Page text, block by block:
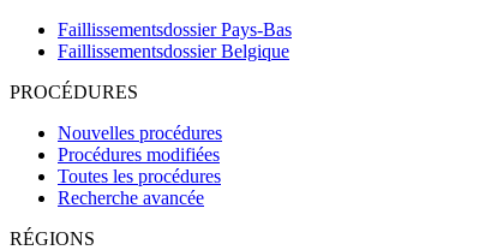
Faillissementsdossier Pays-Bas
Faillissementsdossier Belgique
PROCÉDURES
Nouvelles procédures
Procédures modifiées
Toutes les procédures
Recherche avancée
RÉGIONS